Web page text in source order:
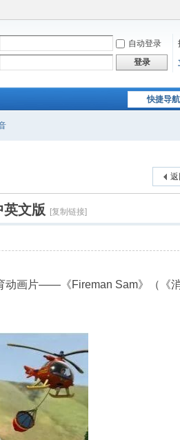
自动登录
登录
快捷导航
文版 [复制链接]
动画片——《Fireman Sam》（《